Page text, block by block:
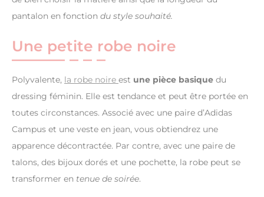
pantalon en fonction du style souhaité.
Une petite robe noire
Polyvalente, la robe noire est une pièce basique du
dressing féminin. Elle est tendance et peut être portée en
toutes circonstances. Associé avec une paire d’Adidas
Campus et une veste en jean, vous obtiendrez une
apparence décontractée. Par contre, avec une paire de
talons, des bijoux dorés et une pochette, la robe peut se
transformer en tenue de soirée.